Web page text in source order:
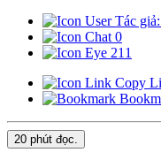
Tác
0
211
Copy
20 phút đọc.